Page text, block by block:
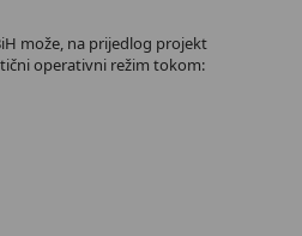
može, na prijedlog projekt
operativni režim tokom: